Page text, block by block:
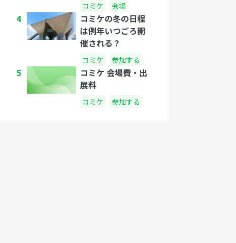
コミケ 会場
4
コミケの冬の日程
は例年いつごろ開
催される？
コミケ 参加する
5
コミケ 会場費・出
展料
コミケ 参加する